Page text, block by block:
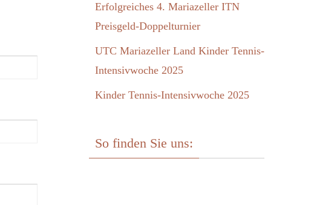
Erfolgreiches 4. Mariazeller ITN
Preisgeld-Doppelturnier
UTC Mariazeller Land Kinder Tennis-
Intensivwoche 2025
Kinder Tennis-Intensivwoche 2025
So finden Sie uns: